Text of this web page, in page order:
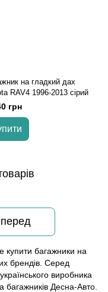
на гладкий дах
RAV4 1996-2013 сірий
грн
купити багажники на
брендів. Серед
виробника
багажників Десна-Авто.